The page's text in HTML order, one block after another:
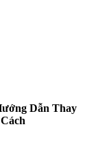
Dẫn Thay